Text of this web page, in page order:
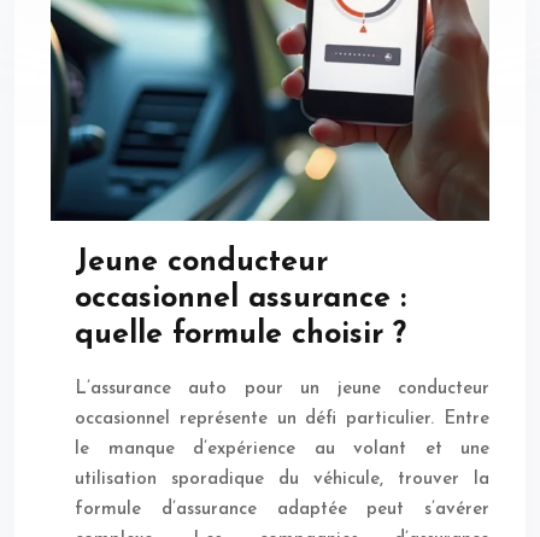
Jeune conducteur
occasionnel assurance :
quelle formule choisir ?
L’assurance auto pour un jeune conducteur
occasionnel représente un défi particulier. Entre
le manque d’expérience au volant et une
utilisation sporadique du véhicule, trouver la
formule d’assurance adaptée peut s’avérer